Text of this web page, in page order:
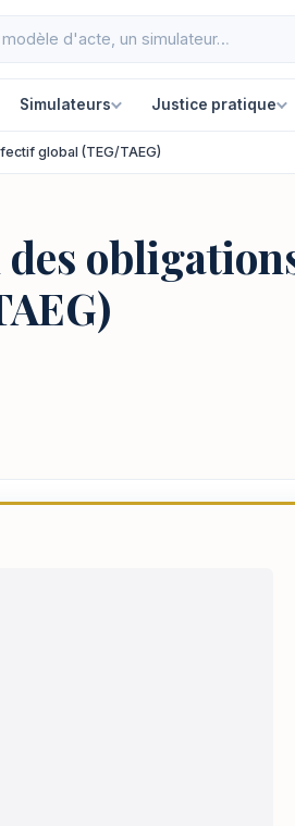
Simulateurs Justice pratique
global (TEG/TAEG)